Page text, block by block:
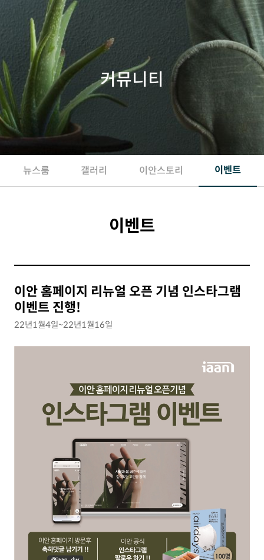
커뮤니티
뉴스룸 갤러리 이안스토리 이벤트
이벤트
이안 홈페이지 리뉴얼 오픈 기념 인스타그램
이벤트 진행!
22년1월4일~22년1월16일